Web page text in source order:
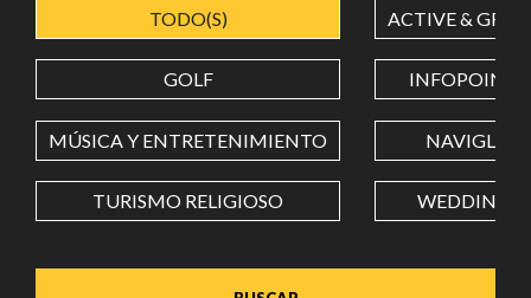
LONGITUD
Value in decimal degrees. Use dot (.) as decimal separator.
TODO(S) ACTIVE &
GOLF INFOPOINT
MÚSICA Y ENTRETENIMIENTO NAVIGLI
TURISMO RELIGIOSO WEDDING